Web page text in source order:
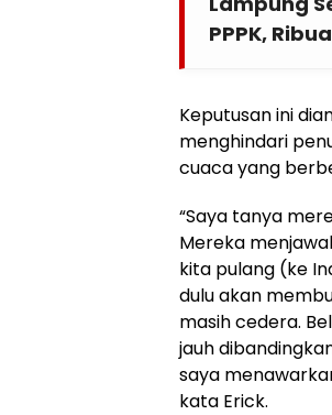
PPPK,
Keputusan ini
menghindari
cuaca yang
“Saya tanya
Mereka
kita pulang (ke
dulu akan
masih cedera.
jauh
saya
kata Erick.